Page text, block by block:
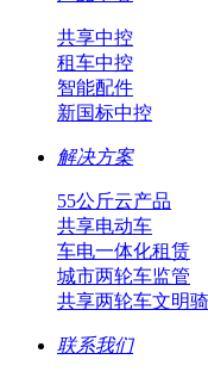
共享中控
租车中控
智能配件
新国标中控
解决方案
55公斤云产品
共享电动车
车电一体化租赁
城市两轮车监管
共享两轮车文明
联系我们